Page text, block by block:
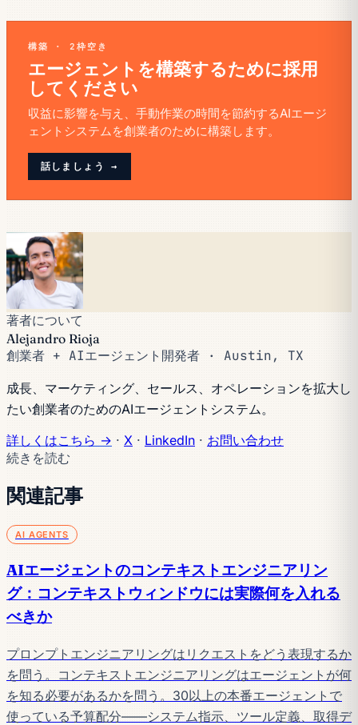
構築 · 2枠空き
エージェントを構築するために採用
してください
収益に影響を与え、手動作業の時間を節約するAIエージ
ェントシステムを創業者のために構築します。
話しましょう →
著者について
Alejandro Rioja
創業者 + AIエージェント開発者 · Austin, TX
成長、マーケティング、セールス、オペレーションを拡大し
たい創業者のためのAIエージェントシステム。
詳しくはこちら → · X · LinkedIn · お問い合わせ
続きを読む
関連記事
AI AGENTS
AIエージェントのコンテキストエンジニアリン
グ：コンテキストウィンドウには実際何を入れる
べきか
プロンプトエンジニアリングはリクエストをどう表現するか
を問う。コンテキストエンジニアリングはエージェントが何
を知る必要があるかを問う。30以上の本番エージェントで
使っている予算配分——システム指示、ツール定義、取得デ